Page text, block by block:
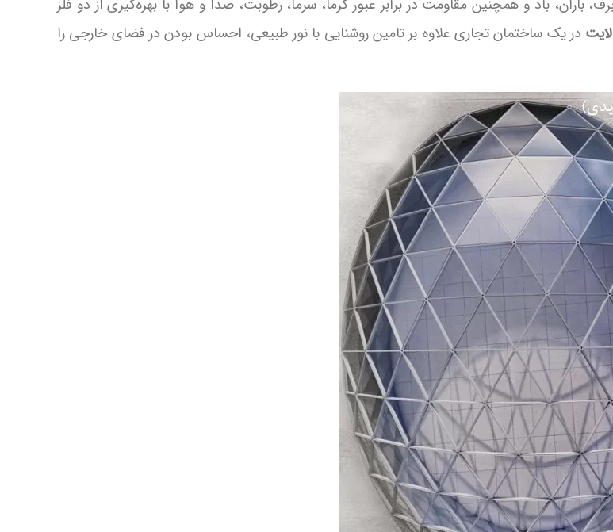
برف، باران، باد و همچنین مقاومت در برابر عبور گرما، سرما، رطوبت، صدا و هوا با بهره‌گیری از دو فلز
در یک ساختمان تجاری علاوه بر تامین روشنایی‌ با نور طبیعی‌، احساس بودن در فضای خارجی‌ را